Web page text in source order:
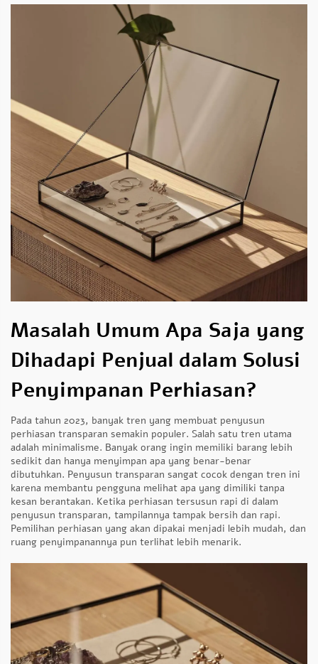
Masalah Umum Apa Saja yang
Dihadapi Penjual dalam Solusi
Penyimpanan Perhiasan?
Pada tahun 2023, banyak tren yang membuat penyusun
perhiasan transparan semakin populer. Salah satu tren utama
adalah minimalisme. Banyak orang ingin memiliki barang lebih
sedikit dan hanya menyimpan apa yang benar-benar
dibutuhkan. Penyusun transparan sangat cocok dengan tren ini
karena membantu pengguna melihat apa yang dimiliki tanpa
kesan berantakan. Ketika perhiasan tersusun rapi di dalam
penyusun transparan, tampilannya tampak bersih dan rapi.
Pemilihan perhiasan yang akan dipakai menjadi lebih mudah, dan
ruang penyimpanannya pun terlihat lebih menarik.